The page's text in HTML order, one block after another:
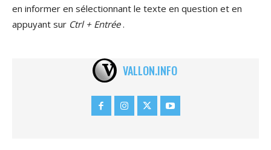
en informer en sélectionnant le texte en question et en
appuyant sur Ctrl + Entrée.
VALLON.INFO